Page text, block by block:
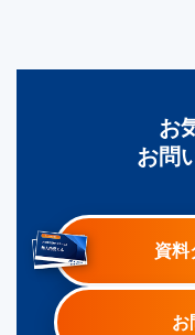
お
お問
資料
お